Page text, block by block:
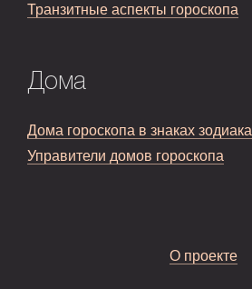
Транзитные аспекты гороскопа
Дома
Дома гороскопа в знаках зодиака
Управители домов гороскопа
О проекте